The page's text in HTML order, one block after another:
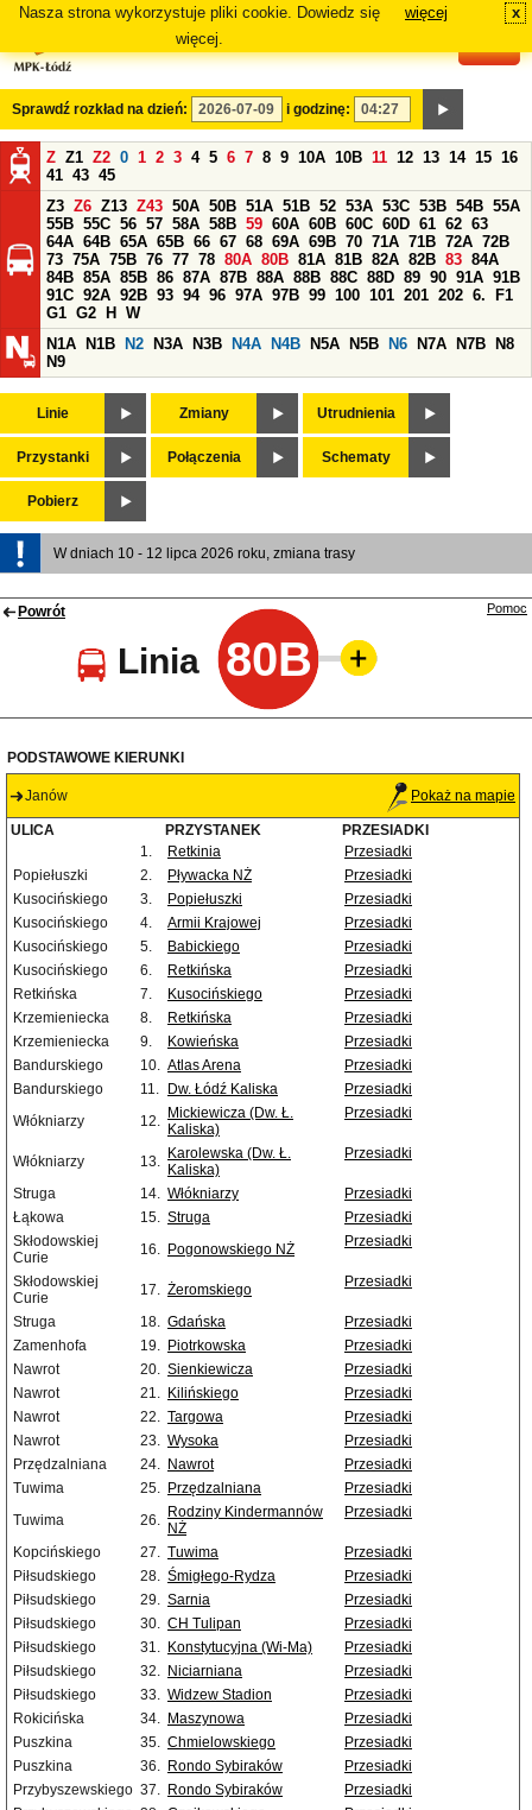
Nasza strona wykorzystuje pliki cookie. Dowiedz się
więcej.
więcej x
Sprawdź rozkład na dzień: i godzinę:
Z Z1 Z2 0 1 2 3 4 5 6 7 8 9 10A 10B 11 12 13 14 15 16
41 43 45
Z3 Z6 Z13 Z43 50A 50B 51A 51B 52 53A 53C 53B 54B 55A
55B 55C 56 57 58A 58B 59 60A 60B 60C 60D 61 62 63
64A 64B 65A 65B 66 67 68 69A 69B 70 71A 71B 72A 72B
73 75A 75B 76 77 78 80A 80B 81A 81B 82A 82B 83 84A
84B 85A 85B 86 87A 87B 88A 88B 88C 88D 89 90 91A 91B
91C 92A 92B 93 94 96 97A 97B 99 100 101 201 202 6.
F1
G1 G2 H
W
N1A
N1B N2 N3A N3B N4A N4B N5A N5B N6 N7A N7B
N8
N9
Linie Zmiany Utrudnienia
Przystanki Połączenia Schematy
Pobierz
W dniach 10 - 12 lipca 2026 roku, zmiana trasy
Powrót
Linia 80B
Pomoc
PODSTAWOWE KIERUNKI
Janów Pokaż na mapie
ULICA PRZYSTANEK
PRZESIADKI
1.
Retkinia
Przesiadki
Popiełuszki
2. Pływacka NŻ
Przesiadki
Kusocińskiego
3. Popiełuszki
Przesiadki
Kusocińskiego
4. Armii Krajowej
Przesiadki
Kusocińskiego
5. Babickiego
Przesiadki
Kusocińskiego
6. Retkińska
Przesiadki
Retkińska
7. Kusocińskiego
Przesiadki
Krzemieniecka
8. Retkińska
Przesiadki
Krzemieniecka
9. Kowieńska
Przesiadki
Bandurskiego
10. Atlas Arena
Przesiadki
Bandurskiego
11. Dw. Łódź Kaliska
Przesiadki
Włókniarzy
12. Mickiewicza (Dw. Ł.
Kaliska)
Przesiadki
Włókniarzy 13. Karolewska (Dw. Ł.
Kaliska)
Przesiadki
Struga 14. Włókniarzy
Przesiadki
Łąkowa
15. Struga
Przesiadki
Skłodowskiej
Curie
16. Pogonowskiego NŻ Przesiadki
Skłodowskiej
Curie
17. Żeromskiego Przesiadki
Struga 18. Gdańska
Przesiadki
Zamenhofa
19. Piotrkowska
Przesiadki
Nawrot
20. Sienkiewicza
Przesiadki
Nawrot
21. Kilińskiego
Przesiadki
Nawrot
22. Targowa
Przesiadki
Nawrot
23. Wysoka
Przesiadki
Przędzalniana
24. Nawrot
Przesiadki
Tuwima
25. Przędzalniana
Przesiadki
Tuwima
26. Rodziny Kindermannów
NŻ
Przesiadki
Kopcińskiego 27. Tuwima
Przesiadki
Piłsudskiego
28. Śmigłego-Rydza
Przesiadki
Piłsudskiego
29. Sarnia
Przesiadki
Piłsudskiego
30. CH Tulipan
Przesiadki
Piłsudskiego
31. Konstytucyjna (Wi-Ma)
Przesiadki
Piłsudskiego
32. Niciarniana
Przesiadki
Piłsudskiego
33. Widzew Stadion
Przesiadki
Rokicińska
34. Maszynowa
Przesiadki
Puszkina
35. Chmielowskiego
Przesiadki
Puszkina
36. Rondo Sybiraków
Przesiadki
Przybyszewskiego 37. Rondo Sybiraków
Przesiadki